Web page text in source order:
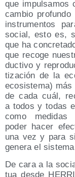
que impul­sa­mos
cam­bio
ins­tru­men­tos
social, esto es,
que ha
que reco­ge
duc­ti­vo y
ti­za­ción de la
eco­sis­te­ma)
de cada cuál,
a todos y todas
como medi­das
poder hacer
una vez y para
gene­ra el
De cara a la
tua des­de